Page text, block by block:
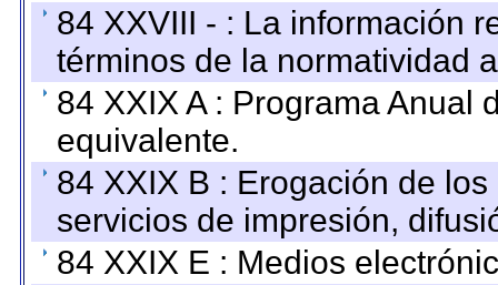
84 XXVIII - : La información
términos de la normatividad
84 XXIX A : Programa Anual
equivalente.
84 XXIX B : Erogación de
servicios de impresión,
84 XXIX E : Medios